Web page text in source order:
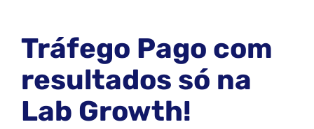
Tráfego Pago com
resultados só na
Lab Growth!